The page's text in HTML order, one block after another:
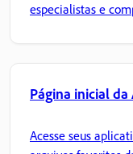
especialistas e
Página inicial da
Acesse seus